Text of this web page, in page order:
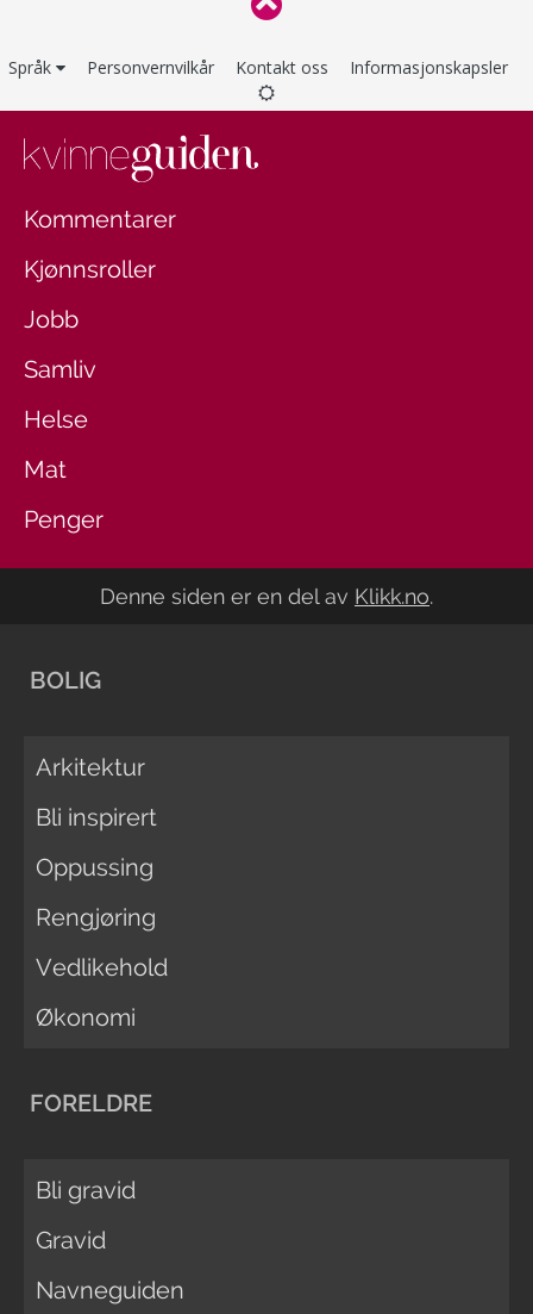
Språk Personvernvilkår Kontakt oss Informasjonskapsler
Kommentarer
Kjønnsroller
Jobb
Samliv
Helse
Mat
Penger
Denne siden er en del av Klikk.no.
BOLIG
Arkitektur
Bli inspirert
Oppussing
Rengjøring
Vedlikehold
Økonomi
FORELDRE
Bli gravid
Gravid
Navneguiden